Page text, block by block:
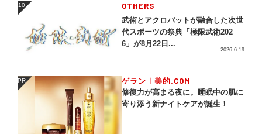
10 OTHERS
武術とアクロバットが融合した次世
代スポーツの祭典「極限武術202
6」が8月22日...
2026.6.19
PR ゲラン｜美的.COM
修復力が高まる夜に。睡眠中の肌に
寄り添う新ナイトケアが誕生！